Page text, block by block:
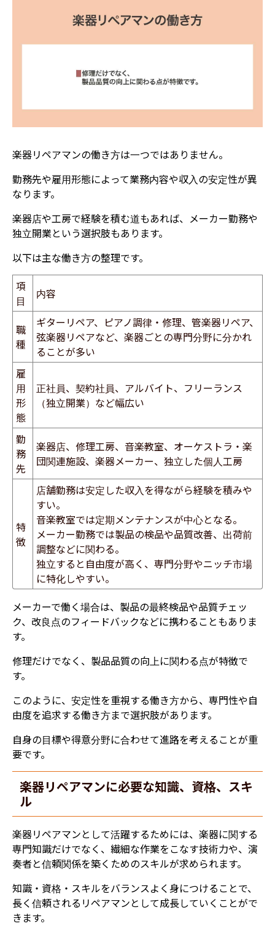
楽器リペアマンの働き方は一つではありません。
勤務先や雇用形態によって業務内容や収入の安定性が異
なります。
楽器店や工房で経験を積む道もあれば、メーカー勤務や
独立開業という選択肢もあります。
以下は主な働き方の整理です。
項
目
内容
職
種
ギターリペア、ピアノ調律・修理、管楽器リペア、
弦楽器リペアなど、楽器ごとの専門分野に分かれ
ることが多い
雇
用
形
態
正社員、契約社員、アルバイト、フリーランス
（独立開業）など幅広い
勤
務
先
楽器店、修理工房、音楽教室、オーケストラ・楽
団関連施設、楽器メーカー、独立した個人工房
特
徴
店舗勤務は安定した収入を得ながら経験を積みや
すい。
音楽教室では定期メンテナンスが中心となる。
メーカー勤務では製品の検品や品質改善、出荷前
調整などに関わる。
独立すると自由度が高く、専門分野やニッチ市場
に特化しやすい。
メーカーで働く場合は、製品の最終検品や品質チェッ
ク、改良点のフィードバックなどに携わることもありま
す。
修理だけでなく、製品品質の向上に関わる点が特徴で
す。
このように、安定性を重視する働き方から、専門性や自
由度を追求する働き方まで選択肢があります。
自身の目標や得意分野に合わせて進路を考えることが重
要です。
楽器リペアマンに必要な知識、資格、スキ
ル
楽器リペアマンとして活躍するためには、楽器に関する
専門知識だけでなく、繊細な作業をこなす技術力や、演
奏者と信頼関係を築くためのスキルが求められます。
知識・資格・スキルをバランスよく身につけることで、
長く信頼されるリペアマンとして成長していくことがで
きます。